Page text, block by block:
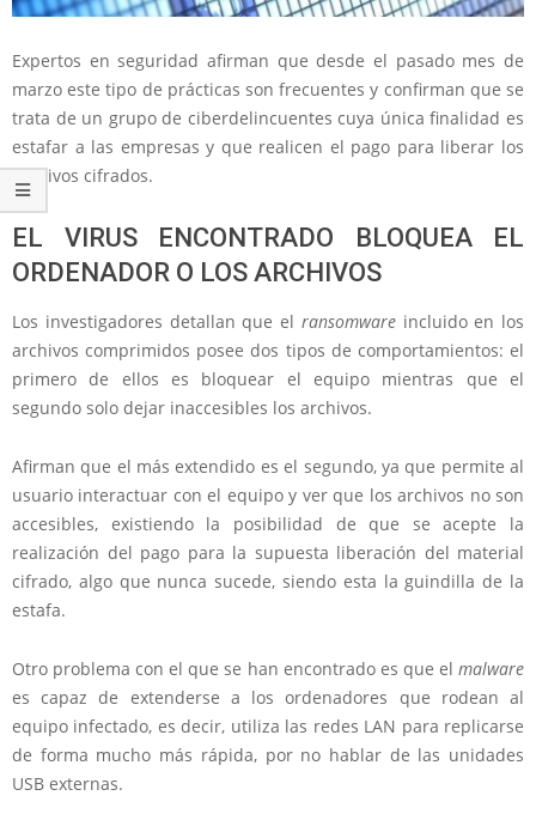
Expertos en seguridad afirman que desde el pasado mes de
marzo este tipo de prácticas son frecuentes y confirman que se
trata de un grupo de ciberdelincuentes cuya única finalidad es
estafar a las empresas y que realicen el pago para liberar los
archivos cifrados.
EL VIRUS ENCONTRADO BLOQUEA EL
ORDENADOR O LOS ARCHIVOS
Los investigadores detallan que el ransomwareincluido en los
archivos comprimidos posee dos tipos de comportamientos: el
primero de ellos es bloquear el equipo mientras que el
segundo solo dejar inaccesibles los archivos.
Afirman que el más extendido es el segundo, ya que permite al
usuario interactuar con el equipo y ver que los archivos no son
accesibles, existiendo la posibilidad de que se acepte la
realización del pago para la supuesta liberación del material
cifrado, algo que nunca sucede, siendo esta la guindilla de la
estafa.
Otro problema con el que se han encontrado es que el malware
es capaz de extenderse a los ordenadores que rodean al
equipo infectado, es decir, utiliza las redes LAN para replicarse
de forma mucho más rápida, por no hablar de las unidades
USB externas.